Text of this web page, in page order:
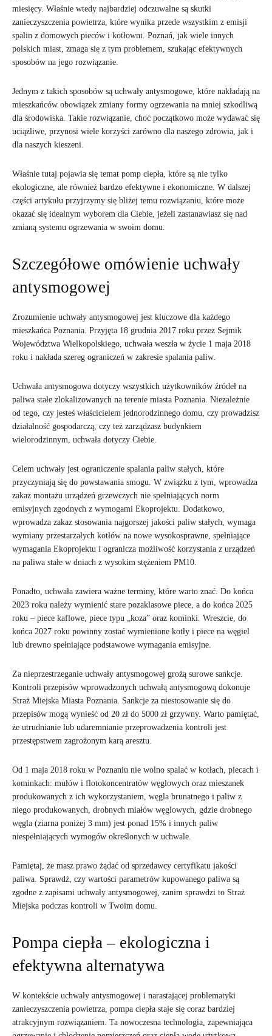
miesięcy. Właśnie wtedy najbardziej odczuwalne są skutki
zanieczyszczenia powietrza, które wynika przede wszystkim z emisji
spalin z domowych pieców i kotłowni. Poznań, jak wiele innych
polskich miast, zmaga się z tym problemem, szukając efektywnych
sposobów na jego rozwiązanie.
Jednym z takich sposobów są uchwały antysmogowe, które nakładają na
mieszkańców obowiązek zmiany formy ogrzewania na mniej szkodliwą
dla środowiska. Takie rozwiązanie, choć początkowo może wydawać się
uciążliwe, przynosi wiele korzyści zarówno dla naszego zdrowia, jak i
dla naszych kieszeni.
Właśnie tutaj pojawia się temat pomp ciepła, które są nie tylko
ekologiczne, ale również bardzo efektywne i ekonomiczne. W dalszej
części artykułu przyjrzymy się bliżej temu rozwiązaniu, które może
okazać się idealnym wyborem dla Ciebie, jeżeli zastanawiasz się nad
zmianą systemu ogrzewania w swoim domu.
Szczegółowe omówienie uchwały
antysmogowej
Zrozumienie uchwały antysmogowej jest kluczowe dla każdego
mieszkańca Poznania. Przyjęta 18 grudnia 2017 roku przez Sejmik
Województwa Wielkopolskiego, uchwała weszła w życie 1 maja 2018
roku i nakłada szereg ograniczeń w zakresie spalania paliw.
Uchwała antysmogowa dotyczy wszystkich użytkowników źródeł na
paliwa stałe zlokalizowanych na terenie miasta Poznania. Niezależnie
od tego, czy jesteś właścicielem jednorodzinnego domu, czy prowadzisz
działalność gospodarczą, czy też zarządzasz budynkiem
wielorodzinnym, uchwała dotyczy Ciebie.
Celem uchwały jest ograniczenie spalania paliw stałych, które
przyczyniają się do powstawania smogu. W związku z tym, wprowadza
zakaz montażu urządzeń grzewczych nie spełniających norm
emisyjnych zgodnych z wymogami Ekoprojektu. Dodatkowo,
wprowadza zakaz stosowania najgorszej jakości paliw stałych, wymaga
wymiany przestarzałych kotłów na nowe wysokosprawne, spełniające
wymagania Ekoprojektu i ogranicza możliwość korzystania z urządzeń
na paliwa stałe w dniach z wysokim stężeniem PM10.
Ponadto, uchwała zawiera ważne terminy, które warto znać. Do końca
2023 roku należy wymienić stare pozaklasowe piece, a do końca 2025
roku – piece kaflowe, piece typu „koza” oraz kominki. Wreszcie, do
końca 2027 roku powinny zostać wymienione kotły i piece na węgiel
lub drewno spełniające podstawowe wymagania emisyjne.
Za nieprzestrzeganie uchwały antysmogowej grożą surowe sankcje.
Kontroli przepisów wprowadzonych uchwałą antysmogową dokonuje
Straż Miejska Miasta Poznania. Sankcje za niestosowanie się do
przepisów mogą wynieść od 20 zł do 5000 zł grzywny. Warto pamiętać,
że utrudnianie lub udaremnianie przeprowadzenia kontroli jest
przestępstwem zagrożonym karą aresztu.
Od 1 maja 2018 roku w Poznaniu nie wolno spalać w kotłach, piecach i
kominkach: mułów i flotokoncentratów węglowych oraz mieszanek
produkowanych z ich wykorzystaniem, węgla brunatnego i paliw z
niego produkowanych, drobnych miałów węglowych, gdzie drobnego
węgla (ziarna poniżej 3 mm) jest ponad 15% i innych paliw
niespełniających wymogów określonych w uchwale.
Pamiętaj, że masz prawo żądać od sprzedawcy certyfikatu jakości
paliwa. Sprawdź, czy wartości parametrów kupowanego paliwa są
zgodne z zapisami uchwały antysmogowej, zanim sprawdzi to Straż
Miejska podczas kontroli w Twoim domu.
Pompa ciepła – ekologiczna i
efektywna alternatywa
W kontekście uchwały antysmogowej i narastającej problematyki
zanieczyszczenia powietrza, pompa ciepła staje się coraz bardziej
atrakcyjnym rozwiązaniem. Ta nowoczesna technologia, zapewniająca